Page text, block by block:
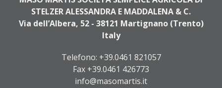
STELZER ALESSANDRA E MADDALENA & C.
Via dell’Albera, 52 - 38121 Martignano (Trento)
Italy
Telefono: +39.0461 821057
Fax +39.0461 426773
info@masomartis.it